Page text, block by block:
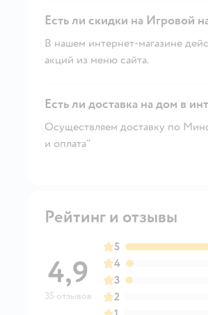
Есть ли скидки на Игровой
В нашем интернет-магазине
акций из меню сайта.
Есть ли доставка на дом в
Осуществляем доставку по
и оплата"
Рейтинг и отзывы
4,9
35 отзывов
5
4
3
2